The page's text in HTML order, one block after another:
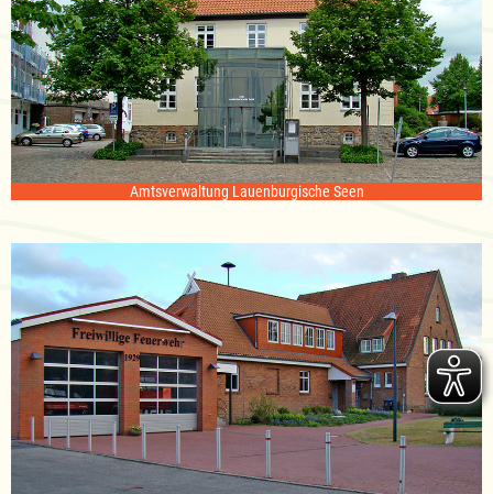
Amtsverwaltung Lauenburgische Seen